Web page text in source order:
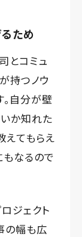
ため
とコミュ
持つノウ
自分が壁
か知れた
えてもらえ
もなるので
ジェクト
の幅も広